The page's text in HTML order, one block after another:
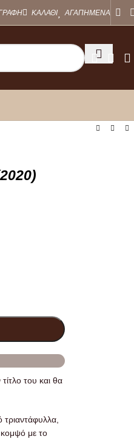
ΚΑΛΑΘΙ ΑΓΑΠΗΜΕΝΑ
του και θα
κομψό με το